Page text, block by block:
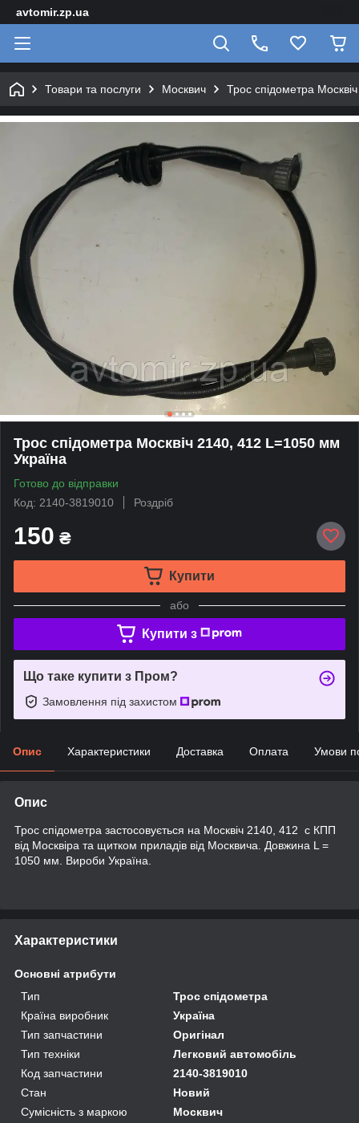
avtomir.zp.ua
Товари та послуги Москвич Трос спідометра
Трос спідометра Москвіч 2140, 412 L=1050 мм
Україна
Готово до відправки
Код: 2140-3819010
Роздріб
150 ₴
Купити
або
Купити з
Що таке купити з Пром?
Замовлення під захистом
Опис Характеристики Доставка Оплата Умови
Опис
Трос спідометра застосовується на Москвіч 2140, 412 с КПП
від Москвіра та щитком приладів від Москвича. Довжина L =
1050 мм. Вироби Україна.
Характеристики
Основні атрибути
Тип
Трос спідометра
Країна виробник
Україна
Тип запчастини
Оригінал
Тип техніки
Легковий автомобіль
Код запчастини
2140-3819010
Стан
Новий
Сумісність з маркою
Москвич